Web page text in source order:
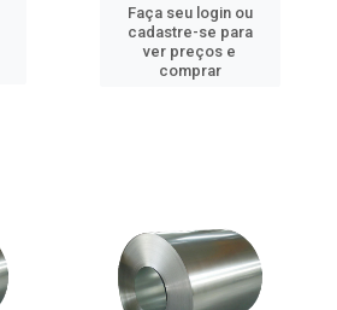
Faça seu login ou
cadastre-se para
ver preços e
comprar